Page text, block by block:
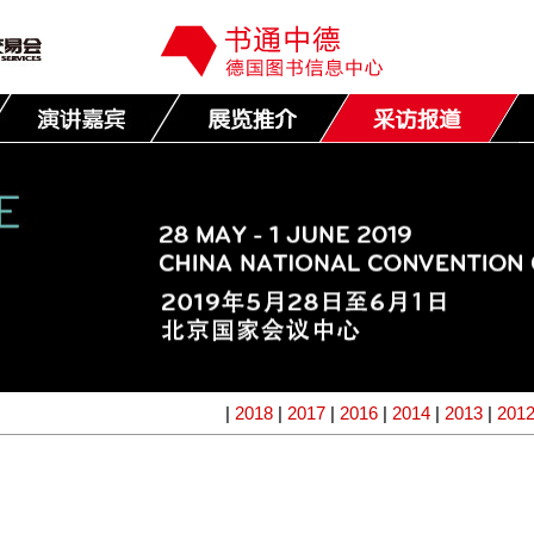
| 2018 | 2017 | 2016 | 2014 | 2013 | 2012